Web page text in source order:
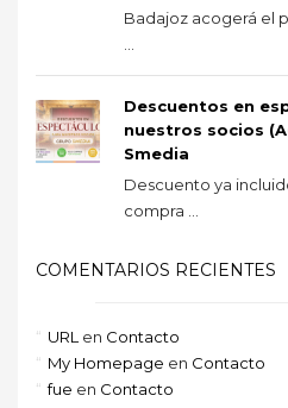
Badajoz acogerá el
Descuentos en
nuestros socios
Smedia
Descuento ya
compra ...
COMENTARIOS RECIENTES
URL en Contacto
My Homepage en Contacto
fue en Contacto